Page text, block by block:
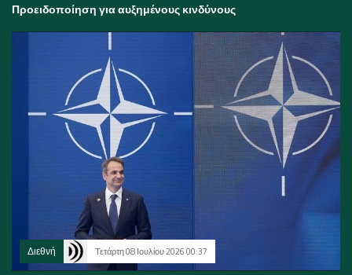
Προειδοποίηση για αυξημένους κινδύνους
Διεθνή Τετάρτη 08 Ιουλίου 2026 00:37